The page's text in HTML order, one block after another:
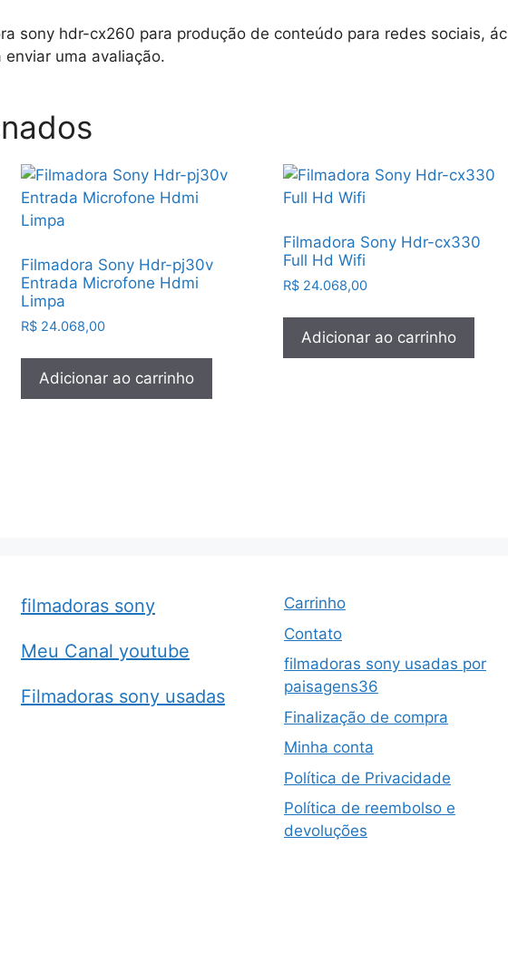
sony hdr-cx260 para produção de conteúdo para redes sociais,
enviar uma avaliação.
Filmadora Sony Hdr-pj30v
Entrada Microfone Hdmi
Limpa
R$24.068,00
Adicionar ao carrinho
Filmadora Sony Hdr-cx330
Full Hd Wifi
R$ 24.068,00
Adicionar ao carrinho
filmadoras sony
Meu Canal youtube
Filmadoras sony usadas
Carrinho
Contato
filmadoras sony usadas por
paisagens36
Finalização de compra
Minha conta
Política de Privacidade
Política de reembolso e
devoluções